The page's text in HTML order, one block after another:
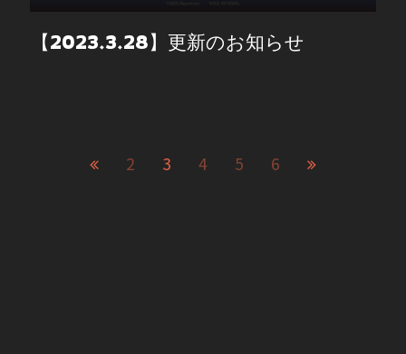
【2023.3.28】更新のお知らせ
2 3 4 5 6